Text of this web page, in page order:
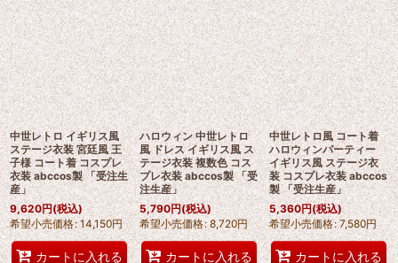
中世レトロ イギリス風
ステージ衣装 宮廷風 王
子様 コート着 コスプレ
衣装 abccos製 「受注生
産」
9,620円(税込)
希望小売価格: 14,150円
カートに入れる
ハロウィン 中世レトロ
風 ドレス イギリス風 ス
テージ衣装 複数色 コス
プレ衣装 abccos製 「受
注生産」
5,790円(税込)
希望小売価格: 8,720円
カートに入れる
中世レトロ風 コート着
ハロウィンパーティー
イギリス風 ステージ衣
装 コスプレ衣装 abccos
製 「受注生産」
5,360円(税込)
希望小売価格: 7,580円
カートに入れる